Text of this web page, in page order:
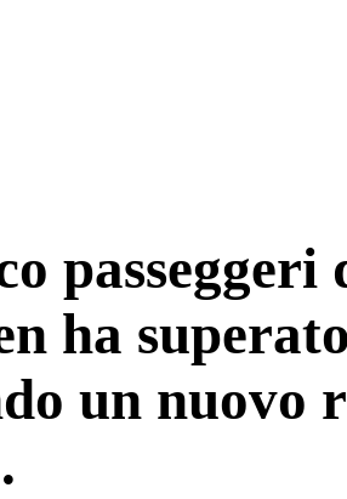
passeggeri
ha
un nuovo